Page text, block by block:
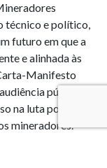
técnico e político,
futuro em que a
e alinhada às
Manifesto
pública na
na luta por justiça
mineradores.